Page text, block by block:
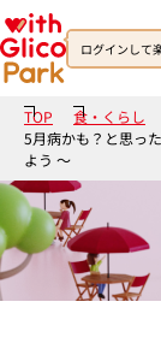
ログインして
TOP 食・くらし
5月病かも？と思っ
よう ～